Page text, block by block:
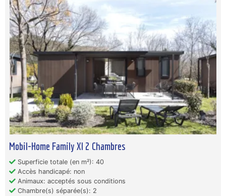
Mobil-Home Family Xl 2 Chambres
Superficie totale (en m²): 40
Accès handicapé: non
Animaux: acceptés sous conditions
Chambre(s) séparée(s): 2